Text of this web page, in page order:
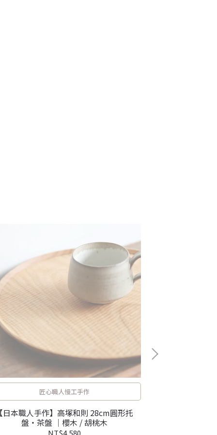
匠心職人慢工手作
【日本職人手作】高塚和則 28cm圓形托
盤・茶盤 ｜櫻木 / 胡桃木
NT$4,580